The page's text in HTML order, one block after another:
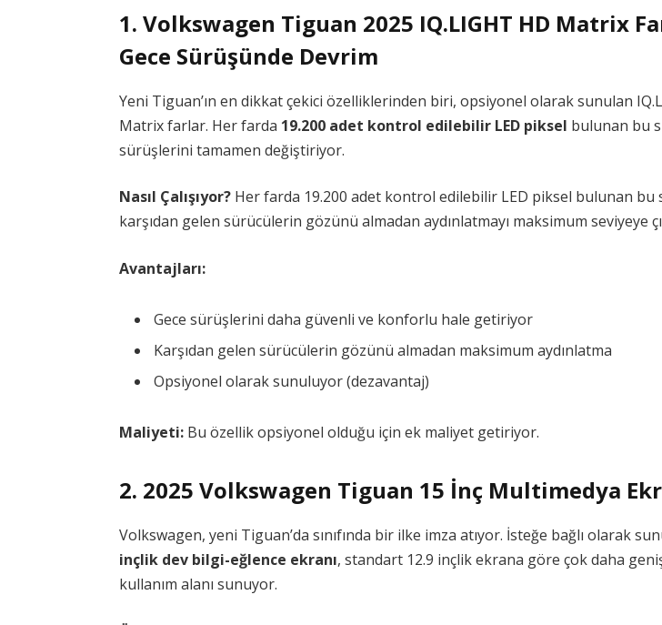
1. Volkswagen Tiguan 2025 IQ.LIGHT HD Matrix
Gece Sürüşünde Devrim
Yeni Tiguan’ın en dikkat çekici özelliklerinden biri, opsiyonel olarak sunulan
Matrix farlar. Her farda 19.200 adet kontrol edilebilir LED piksel bulunan bu
sürüşlerini tamamen değiştiriyor.
Nasıl Çalışıyor? Her farda 19.200 adet kontrol edilebilir LED piksel bulunan bu
karşıdan gelen sürücülerin gözünü almadan aydınlatmayı maksimum seviyeye
Avantajları:
Gece sürüşlerini daha güvenli ve konforlu hale getiriyor
Karşıdan gelen sürücülerin gözünü almadan maksimum aydınlatma
Opsiyonel olarak sunuluyor (dezavantaj)
Maliyeti: Bu özellik opsiyonel olduğu için ek maliyet getiriyor.
2. 2025 Volkswagen Tiguan 15 İnç Multimedya
Volkswagen, yeni Tiguan’da sınıfında bir ilke imza atıyor. İsteğe bağlı olarak
inçlik dev bilgi-eğlence ekranı, standart 12.9 inçlik ekrana göre çok daha
kullanım alanı sunuyor.